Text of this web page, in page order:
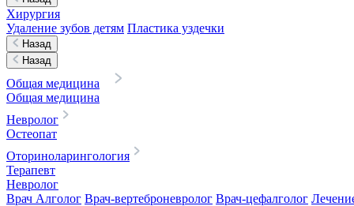
Хирургия
Удаление зубов детям Пластика уздечки
Назад
Назад
Общая медицина
Общая медицина
Невролог
Остеопат
Оториноларингология
Терапевт
Невролог
Врач Алголог Врач-вертеброневролог Врач-цефалголог